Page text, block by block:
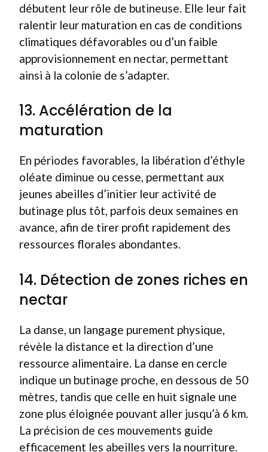
débutent leur rôle de butineuse. Elle leur fait
ralentir leur maturation en cas de conditions
climatiques défavorables ou d’un faible
approvisionnement en nectar, permettant
ainsi à la colonie de s’adapter.
13. Accélération de la
maturation
En périodes favorables, la libération d’éthyle
oléate diminue ou cesse, permettant aux
jeunes abeilles d’initier leur activité de
butinage plus tôt, parfois deux semaines en
avance, afin de tirer profit rapidement des
ressources florales abondantes.
14. Détection de zones riches en
nectar
La danse, un langage purement physique,
révèle la distance et la direction d’une
ressource alimentaire. La danse en cercle
indique un butinage proche, en dessous de 50
mètres, tandis que celle en huit signale une
zone plus éloignée pouvant aller jusqu’à 6 km.
La précision de ces mouvements guide
efficacement les abeilles vers la nourriture.